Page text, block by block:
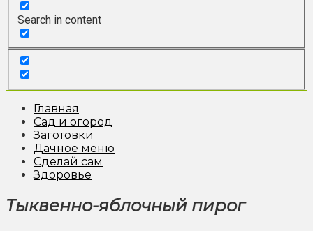
Search in content
Главная
Сад и огород
Заготовки
Дачное меню
Сделай сам
Здоровье
Тыквенно-яблочный пирог